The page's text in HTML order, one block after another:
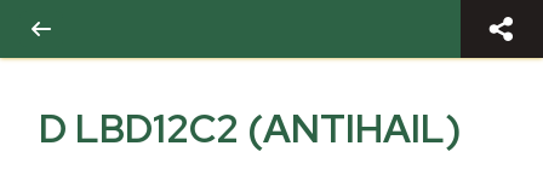
D LBD12C2 (ANTIHAIL)